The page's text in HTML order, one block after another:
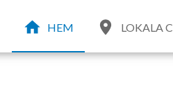
HEM LOKALA